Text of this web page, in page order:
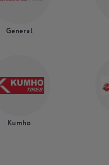
General
Kumho